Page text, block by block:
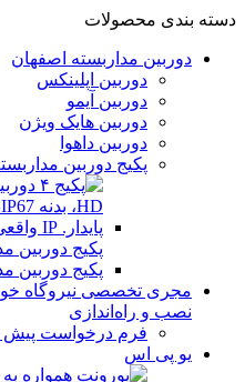
دسته بندی محصولات
دوربین مداربسته اصفهان
دوربین اپلینکس
دوربین آیمو
دوربین هایک ویژن
دوربین داهوا
پکیج دوربین
پکیج دوربین
پکیج دوربین
مجری تخصصی نیروگاه
نصب و راه‌اندازی
فرم درخواست پیش
یو پی اس